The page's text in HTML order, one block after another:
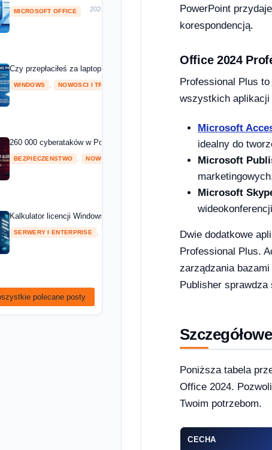
MICROSOFT OFFICE 2026-04-08
Czy przepłaciłeś za laptopa z NPU? Microsoft zmienił reguły —
WINDOWS NOWOSCI I TRENDY
260 000 cyberataków w Polsce w 2025 roku — a 71% małych firm wciąż
BEZPIECZENSTWO NOWOSCI I TRENDY
Kalkulator licencji Windows Server — oblicz ile potrzebujesz [2026]
SERWERY I ENTERPRISE 2026-04-03
polecane posty
PowerPoint
korespondencją.
Office 2024
Professional Plus
wszystkich aplikacji
Microsoft
idealny do
Microsoft
Microsoft
Dwie dodatkowe
Professional Plus.
zarządzania
Publisher
Poniższa tabela
Office 2024.
Twoim potrzebom.
CECHA